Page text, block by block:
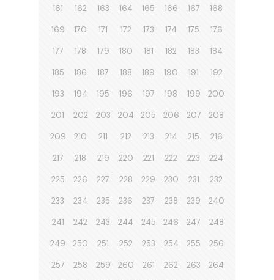
161 162 163 164 165 166 167 168
169 170 171 172 173 174 175 176
177 178 179 180 181 182 183 184
185 186 187 188 189 190 191 192
193 194 195 196 197 198 199 200
201 202 203 204 205 206 207 208
209 210 211 212 213 214 215 216
217 218 219 220 221 222 223 224
225 226 227 228 229 230 231 232
233 234 235 236 237 238 239 240
241 242 243 244 245 246 247 248
249 250 251 252 253 254 255 256
257 258 259 260 261 262 263 264